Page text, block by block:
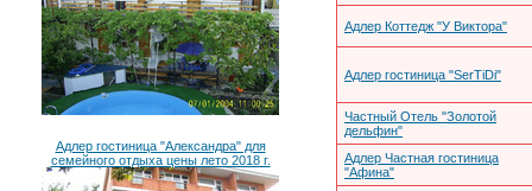
Адлер гостиница "Александра" для
семейного отдыха цены лето 2018 г.
Адлер Коттедж "У Виктора"
Адлер гостиница "SerTiDi"
Частный Отель "Золотой
дельфин"
Адлер Частная гостиница
"Афина"